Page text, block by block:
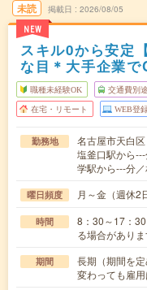
未読
NEW
掲載日 2026/08/05
スキル0から安定
な目＊大手企業で
職種未経験OK 交通費別
在宅・リモート WEB登
勤務地
名古屋市天白区
塩釜口駅から
学駅から---分
曜日頻度 月～金（週休2
時間
8：30～17：
る場合があり
期間
長期（期間を
変わっても雇用